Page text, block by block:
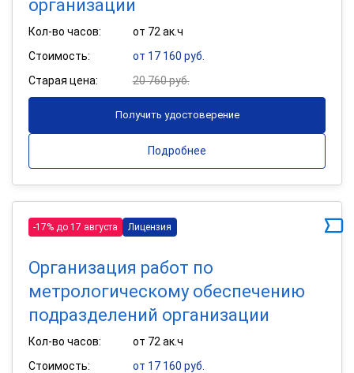
организации
Кол-во часов:
от 72 ак.ч
Стоимость:
от 17 160 руб.
Старая цена:
20 760 руб.
Получить удостоверение
Подробнее
-17% до 17 августа Лицензия
Организация работ по
метрологическому обеспечению
подразделений организации
Кол-во часов:
от 72 ак.ч
Стоимость:
от 17 160 руб.